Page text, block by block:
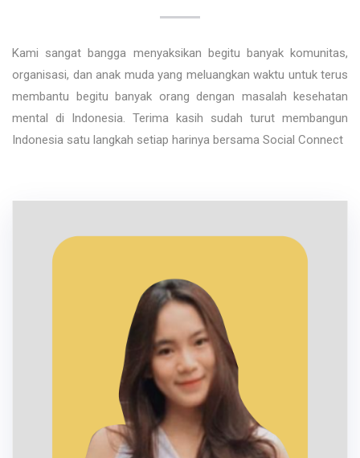
Kami sangat bangga menyaksikan begitu banyak komunitas,
organisasi, dan anak muda yang meluangkan waktu untuk terus
membantu begitu banyak orang dengan masalah kesehatan
mental di Indonesia. Terima kasih sudah turut membangun
Indonesia satu langkah setiap harinya bersama Social Connect